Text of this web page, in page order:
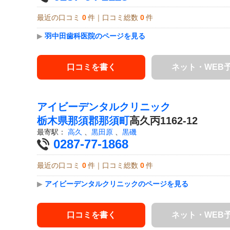
最近の口コミ 0 件｜口コミ総数 0 件
▶ 羽中田歯科医院のページを見る
口コミを書く ネット・WEB
アイビーデンタルクリニック
栃木県那須郡那須町高久丙1162-12
最寄駅： 高久 黒田原 黒磯
0287-77-1868
最近の口コミ 0 件｜口コミ総数 0 件
▶ アイビーデンタルクリニックのページを見る
口コミを書く ネット・WEB